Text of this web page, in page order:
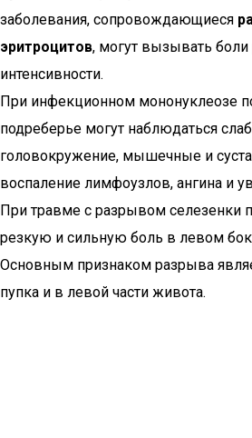
заболевания, сопровождающиеся
эритроцитов, могут вызывать боли
интенсивности.
При инфекционном мононуклеозе
подреберье могут наблюдаться
головокружение, мышечные и
воспаление лимфоузлов, ангина и
При травме с разрывом селезенки
резкую и сильную боль в левом
Основным признаком разрыва
пупка и в левой части живота.